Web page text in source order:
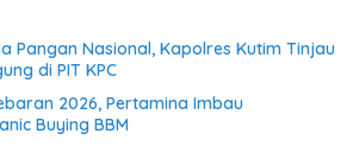
Pangan Nasional, Kapolres Kutim Tinjau
di PIT KPC
2026, Pertamina Imbau
Buying BBM